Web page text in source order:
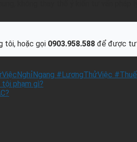
không thay thế ý kiến tư vấn pháp
tôi, hoặc gọi 0903.958.588 để được tư
#LươngThửViệc
phạm gì?